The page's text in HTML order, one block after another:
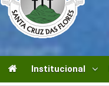
Institucional